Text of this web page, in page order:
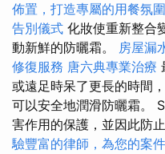
佈置，打造專屬的用餐氛圍
告別儀式 化妝使重新整合
動新鮮的防曬霜。 房屋漏
修復服務 唐六典專業治療
或遠足時呆了更長的時間
可以安全地潤滑防曬霜。
害作用的保護，並因此防
驗豐富的律師，為您的案